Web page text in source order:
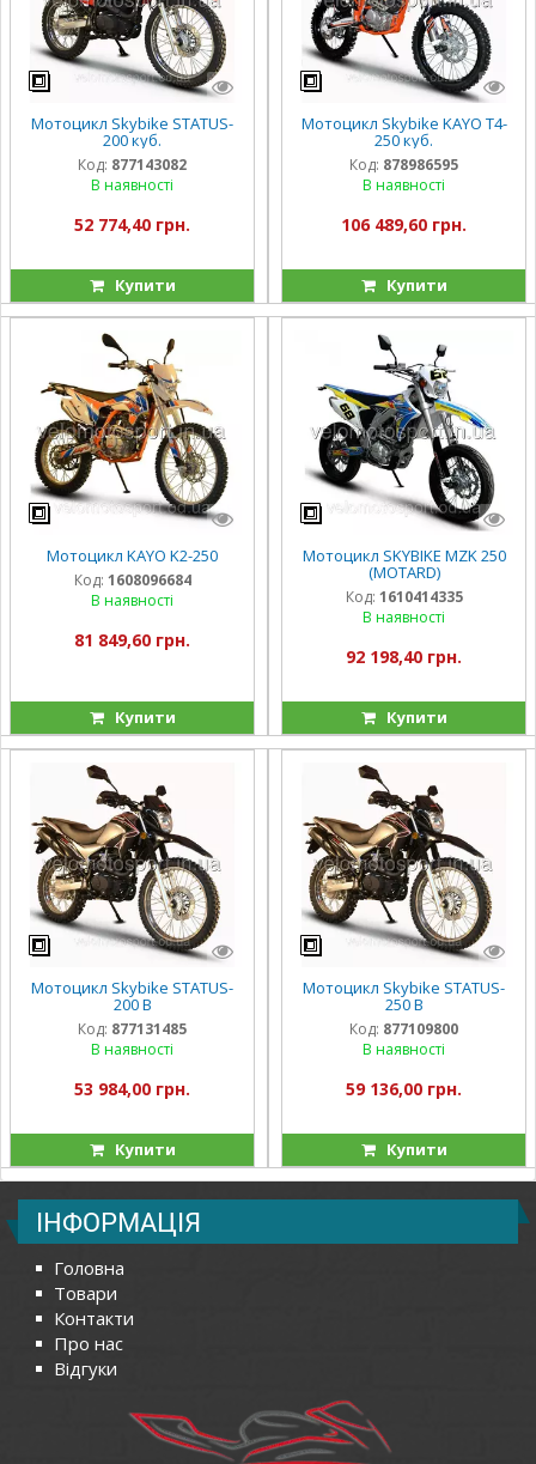
Мотоцикл Skybike STATUS-
200 куб.
Код: 877143082
В наявності
52 774,40 грн.
Купити
Мотоцикл Skybike KAYO T4-
250 куб.
Код: 878986595
В наявності
106 489,60 грн.
Купити
Мотоцикл KAYO K2-250
Код: 1608096684
В наявності
81 849,60 грн.
Купити
Мотоцикл SKYBIKE MZK 250
(MOTARD)
Код: 1610414335
В наявності
92 198,40 грн.
Купити
Мотоцикл Skybike STATUS-
200 B
Код: 877131485
В наявності
53 984,00 грн.
Купити
Мотоцикл Skybike STATUS-
250 B
Код: 877109800
В наявності
59 136,00 грн.
Купити
ІНФОРМАЦІЯ
Головна
Товари
Контакти
Про нас
Відгуки